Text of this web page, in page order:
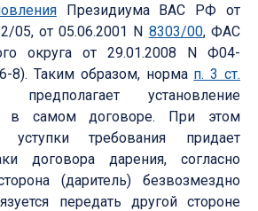
Президиума ВАС РФ от
05, от 05.06.2001 N 8303/00, ФАС
округа от 29.01.2008 N Ф04-
8). Таким образом, норма п. 3 ст.
установление
в самом договоре. При этом
уступки требования придает
договора дарения, согласно
(даритель) безвозмездно
передать другой стороне